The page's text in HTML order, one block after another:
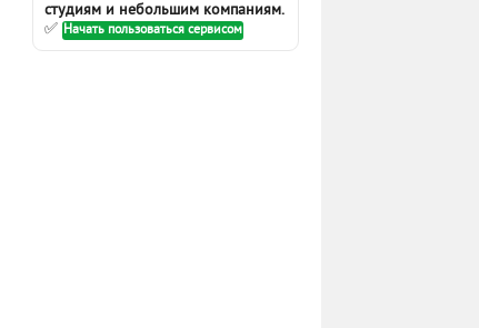
студиям и небольшим компаниям.
✅ Начать пользоваться сервисом